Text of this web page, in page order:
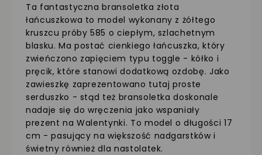
Ta fantastyczna bransoletka złota
łańcuszkowa to model wykonany z żółtego
kruszcu próby 585 o ciepłym, szlachetnym
blasku. Ma postać cienkiego łańcuszka, który
zwieńczono zapięciem typu toggle - kółko i
pręcik, które stanowi dodatkową ozdobę. Jako
zawieszkę zaprezentowano tutaj proste
serduszko - stąd też bransoletka doskonale
nadaje się do wręczenia jako wspaniały
prezent na Walentynki. To model o długości 17
cm - pasujący na większość nadgarstków i
świetny również dla nastolatek.